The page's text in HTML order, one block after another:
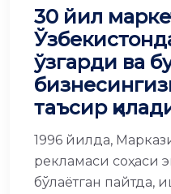
30 йил
ўзгарди ва
таъсир
1996 йилда,
рекламаси соҳаси
бўлаётган пайтда,